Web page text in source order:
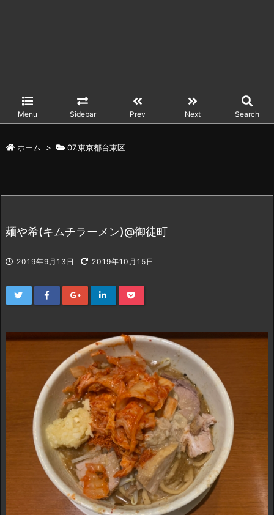
Menu Sidebar Prev Next Search
ホーム > 07.東京都台東区
麺や希(キムチラーメン)@御徒町
2019年9月13日 2019年10月15日